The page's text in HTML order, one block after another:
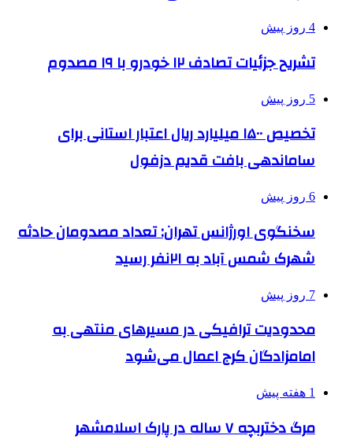
4 روز پیش
تشریح جزئیات تصادف ۱۲ خودرو با ۱۹ مصدوم
5 روز پیش
تخصیص ۱۵۰۰ میلیارد ریال اعتبار استانی برای
ساماندهی بافت قدیم دزفول
6 روز پیش
سخنگوی اورژانس تهران: تعداد مصدومان حادثه
شهرک شمس آباد به ۲۱نفر رسید
7 روز پیش
محدودیت ترافیکی در مسیرهای منتهی به
امامزادگان کرج اعمال می‌شود
1 هفته پیش
مرگ دختربچه ۷ ساله در پارک اسلامشهر